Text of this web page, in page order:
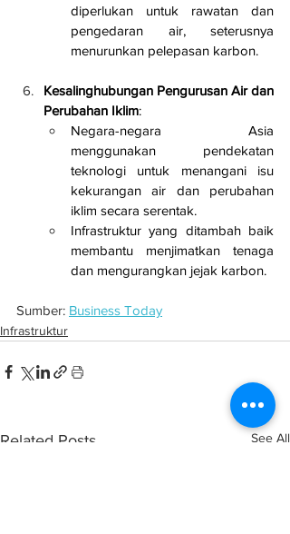
diperlukan untuk rawatan dan
pengedaran air, seterusnya
menurunkan pelepasan karbon.
Kesalinghubungan Pengurusan Air dan
Perubahan Iklim:
Negara-negara Asia
menggunakan pendekatan
teknologi untuk menangani isu
kekurangan air dan perubahan
iklim secara serentak.
Infrastruktur yang ditambah baik
membantu menjimatkan tenaga
dan mengurangkan jejak karbon.
Sumber: Business Today
Infrastruktur
Related Posts See All